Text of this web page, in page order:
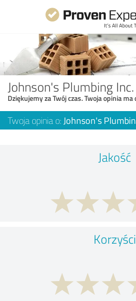
Johnson's Plumbing Inc.
Dziękujemy za Twój czas. Twoja opinia
Twoja opinia o: Johnson's
Jakość
Korzyści